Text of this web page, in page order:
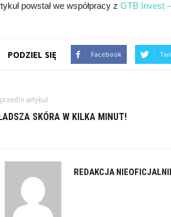
powstał we współpracy z GTB Invest
PODZIEL SIĘ Facebook
artykuł
SKÓRA W KILKA MINUT!
REDAKCJA